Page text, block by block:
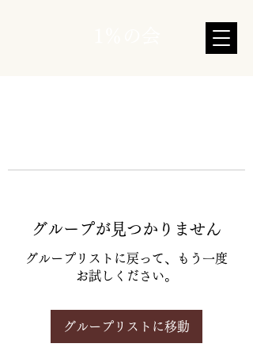
グループが見つかりません
グループリストに戻って、もう一度
お試しください。
グループリストに移動